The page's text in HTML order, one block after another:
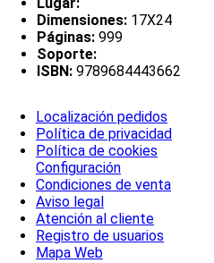
Dimensiones: 17X24
Páginas: 999
Soporte:
ISBN: 9789684443662
Localización pedidos
Política de privacidad
Política de cookies
Configuración
Condiciones de venta
Aviso legal
Atención al cliente
Registro de usuarios
Mapa Web